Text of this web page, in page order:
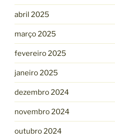
abril 2025
março 2025
fevereiro 2025
janeiro 2025
dezembro 2024
novembro 2024
outubro 2024